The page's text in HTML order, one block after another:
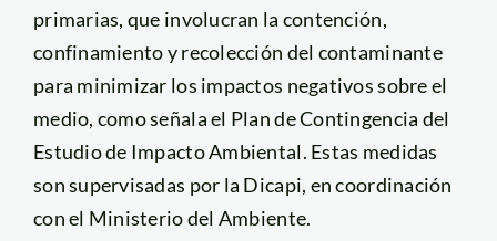
primarias, que involucran la contención,
confinamiento y recolección del contaminante
para minimizar los impactos negativos sobre el
medio, como señala el Plan de Contingencia del
Estudio de Impacto Ambiental. Estas medidas
son supervisadas por la Dicapi, en coordinación
con el Ministerio del Ambiente.